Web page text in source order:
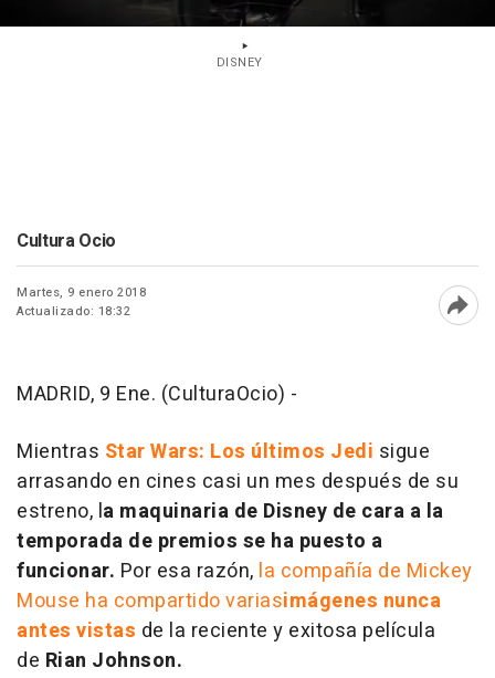
DISNEY
Cultura Ocio
Martes, 9 enero 2018
Actualizado: 18:32
MADRID, 9 Ene. (CulturaOcio) -
Mientras Star Wars: Los últimos Jedi sigue
arrasando en cines casi un mes después de su
estreno, la maquinaria de Disney de cara a la
temporada de premios se ha puesto a
funcionar. Por esa razón, la compañía de Mickey
Mouse ha compartido variasimágenes nunca
antes vistas de la reciente y exitosa película
de Rian Johnson.